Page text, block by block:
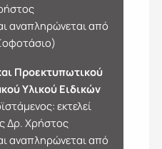
αναπληρώνεται από
Προεκτυπωτικού
Υλικού Ειδικών
εκτελεί
Δρ. Χρήστος
αναπληρώνεται από